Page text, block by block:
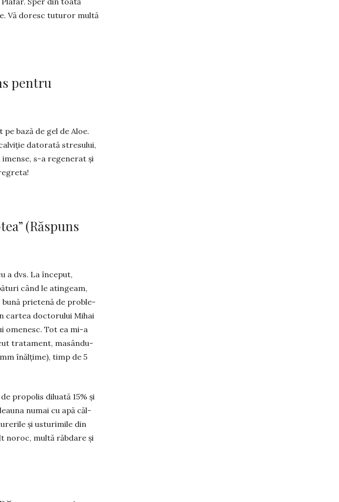
Vă doresc tu­turor multă
pentru
bază de gel de Aloe.
datorată stre­­­sului,
s-a regenerat și
(Răspuns
a dvs. La început,
când le atin­­­geam,
bu­nă prietenă de pro­ble­
cartea docto­ru­lui Mi­hai
ome­nesc. Tot ea mi-a
tra­ta­ment, masându-
înălțime), timp de 5
pro­­polis di­­luată 15% și
nu­mai cu apă căl­
și usturimile din
noroc, multă răb­dare și